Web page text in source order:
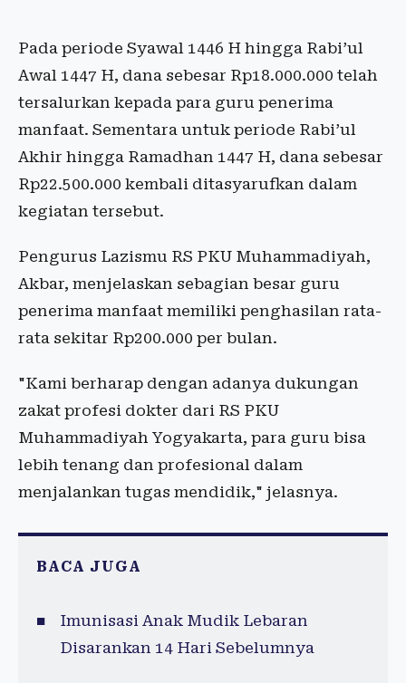
Pada periode Syawal 1446 H hingga Rabi’ul
Awal 1447 H, dana sebesar Rp18.000.000 telah
tersalurkan kepada para guru penerima
manfaat. Sementara untuk periode Rabi’ul
Akhir hingga Ramadhan 1447 H, dana sebesar
Rp22.500.000 kembali ditasyarufkan dalam
kegiatan tersebut.
Pengurus Lazismu RS PKU Muhammadiyah,
Akbar, menjelaskan sebagian besar guru
penerima manfaat memiliki penghasilan rata-
rata sekitar Rp200.000 per bulan.
"Kami berharap dengan adanya dukungan
zakat profesi dokter dari RS PKU
Muhammadiyah Yogyakarta, para guru bisa
lebih tenang dan profesional dalam
menjalankan tugas mendidik," jelasnya.
BACA JUGA
Imunisasi Anak Mudik Lebaran
Disarankan 14 Hari Sebelumnya